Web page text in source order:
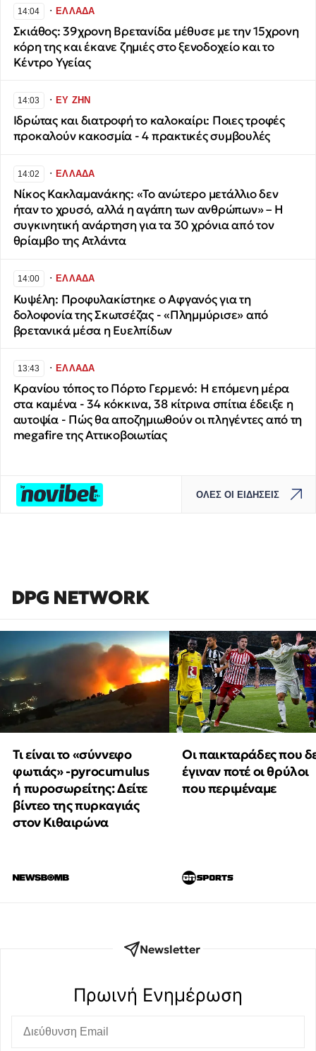
14:04 ∙ΕΛΛΑΔΑ
Σκιάθος: 39χρονη Βρετανίδα μέθυσε με την 15χρονη
κόρη της και έκανε ζημιές στο ξενοδοχείο και το
Κέντρο Υγείας
14:03 ∙ΕΥ ΖΗΝ
Ιδρώτας και διατροφή το καλοκαίρι: Ποιες τροφές
προκαλούν κακοσμία - 4 πρακτικές συμβουλές
14:02 ∙ΕΛΛΑΔΑ
Νίκος Κακλαμανάκης: «Το ανώτερο μετάλλιο δεν
ήταν το χρυσό, αλλά η αγάπη των ανθρώπων» – Η
συγκινητική ανάρτηση για τα 30 χρόνια από τον
θρίαμβο της Ατλάντα
14:00 ∙ΕΛΛΑΔΑ
Κυψέλη: Προφυλακίστηκε ο Αφγανός για τη
δολοφονία της Σκωτσέζας - «Πλημμύρισε» από
βρετανικά μέσα η Ευελπίδων
13:43 ∙ΕΛΛΑΔΑ
Κρανίου τόπος το Πόρτο Γερμενό: Η επόμενη μέρα
στα καμένα - 34 κόκκινα, 38 κίτρινα σπίτια έδειξε η
αυτοψία - Πώς θα αποζημιωθούν οι πληγέντες από τη
megafire της Αττικοβοιωτίας
ΟΛΕΣ ΟΙ ΕΙΔΗΣΕΙΣ
DPG NETWORK
Τι είναι το «σύννεφο
φωτιάς» -pyrocumulus
ή πυροσωρείτης: Δείτε
βίντεο της πυρκαγιάς
στον Κιθαιρώνα
Οι παικταράδες που
έγιναν ποτέ οι θρύλοι
που περιμέναμε
Newsletter
Πρωινή Eνημέρωση